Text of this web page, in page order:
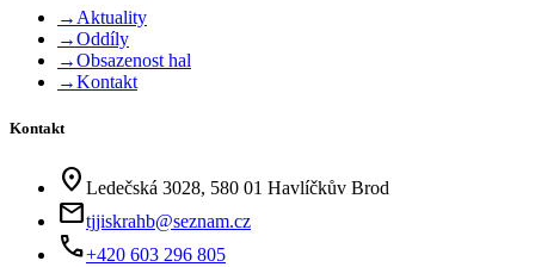
→ Aktuality
→Oddíly
→Obsazenost hal
→Kontakt
Kontakt
location_on Ledečská 3028, 580 01 Havlíčkův Brod
mailtjjiskrahb@seznam.cz
phone+420 603 296 805